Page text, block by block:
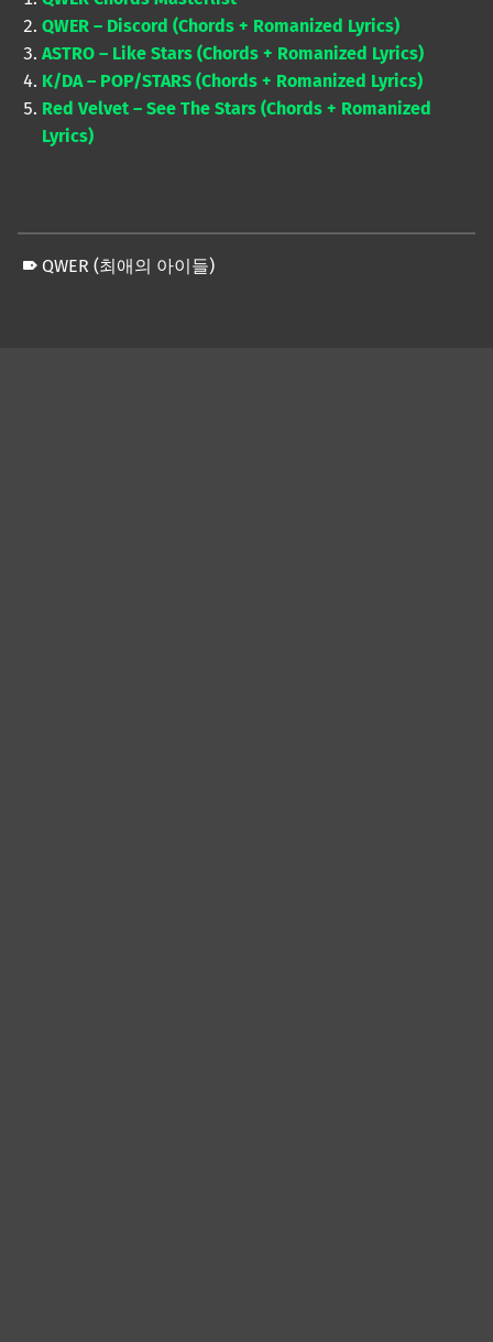
QWER – Discord (Chords + Romanized Lyrics)
ASTRO – Like Stars (Chords + Romanized Lyrics)
K/DA – POP/STARS (Chords + Romanized Lyrics)
Red Velvet – See The Stars (Chords + Romanized
Lyrics)
QWER (최애의 아이들)